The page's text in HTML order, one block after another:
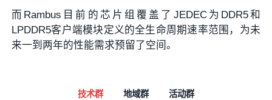
而Rambus目前的芯片组覆盖了JEDEC为DDR5和
LPDDR5客户端模块定义的全生命周期速率范围，为未
来一到两年的性能需求预留了空间。
技术群 地域群 活动群